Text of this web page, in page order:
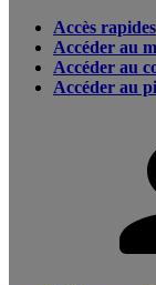
Accès rapides
Accéder au
Accéder au
Accéder au